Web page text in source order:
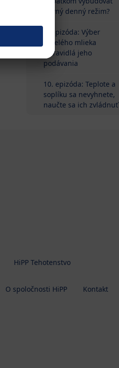
pevný denný režim?
9. epizóda: Výber
umelého mlieka
a pravidlá jeho
podávania
10. epizóda: Teplote a
soplíku sa nevyhnete,
naučte sa ich zvládnuť
HiPP Tehotenstvo
O spoločnosti HiPP Kontakt